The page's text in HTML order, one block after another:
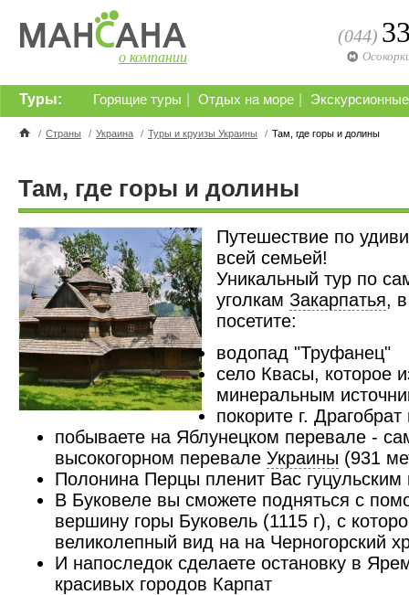
о компании
(044)
Горящие туры Отдых на море
Туры:
/ Страны / Украина / Туры и круизы Украины / Там, где горы и долины
Там, где горы и долины
Путешествие по
всей семьей!
Уникальный тур по
уголкам Закарпатья,
посетите:
водопад "Труфанец"
село Квасы, которое
минеральным
покорите г.
побываете на Яблунецком перевале -
высокогорном перевале Украины (931
Полонина Перцы пленит Вас гуцульским
В Буковеле вы сможете подняться с
вершину горы Буковель (1115 г), с
великолепный вид на на Черногорский
И напоследок сделаете остановку в
красивых городов Карпат